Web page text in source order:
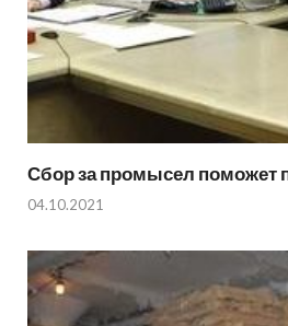
Сбор за промысел поможет
04.10.2021